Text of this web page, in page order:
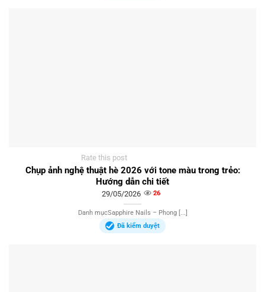
Rate this post
Chụp ảnh nghệ thuật hè 2026 với tone màu trong trẻo:
Hướng dẫn chi tiết
29/05/2026 26
Danh mụcSapphire Nails – Phong [...]
Đã kiểm duyệt